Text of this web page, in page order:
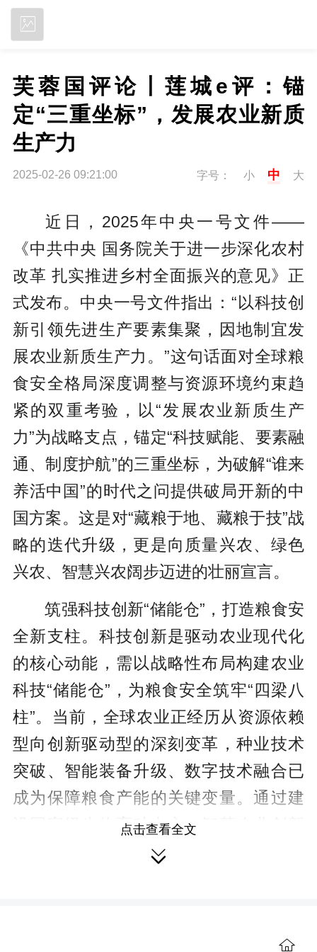
芙蓉国评论丨莲城e评：锚
定“三重坐标”，发展农业新质
生产力
2025-02-26 09:21:00 字号： 小 中 大
近日，2025年中央一号文件——
《中共中央 国务院关于进一步深化农村
改革 扎实推进乡村全面振兴的意见》正
式发布。中央一号文件指出：“以科技创
新引领先进生产要素集聚，因地制宜发
展农业新质生产力。”这句话面对全球粮
食安全格局深度调整与资源环境约束趋
紧的双重考验，以“发展农业新质生产
力”为战略支点，锚定“科技赋能、要素融
通、制度护航”的三重坐标，为破解“谁来
养活中国”的时代之问提供破局开新的中
国方案。这是对“藏粮于地、藏粮于技”战
略的迭代升级，更是向质量兴农、绿色
兴农、智慧兴农阔步迈进的壮丽宣言。
筑强科技创新“储能仓”，打造粮食安
全新支柱。科技创新是驱动农业现代化
的核心动能，需以战略性布局构建农业
科技“储能仓”，为粮食安全筑牢“四梁八
柱”。当前，全球农业正经历从资源依赖
型向创新驱动型的深刻变革，种业技术
突破、智能装备升级、数字技术融合已
成为保障粮食产能的关键变量。通过建
设国家级生物育种中心、智慧农业创新
平台和农业大数据中心，我国正加速形
点击查看全文
